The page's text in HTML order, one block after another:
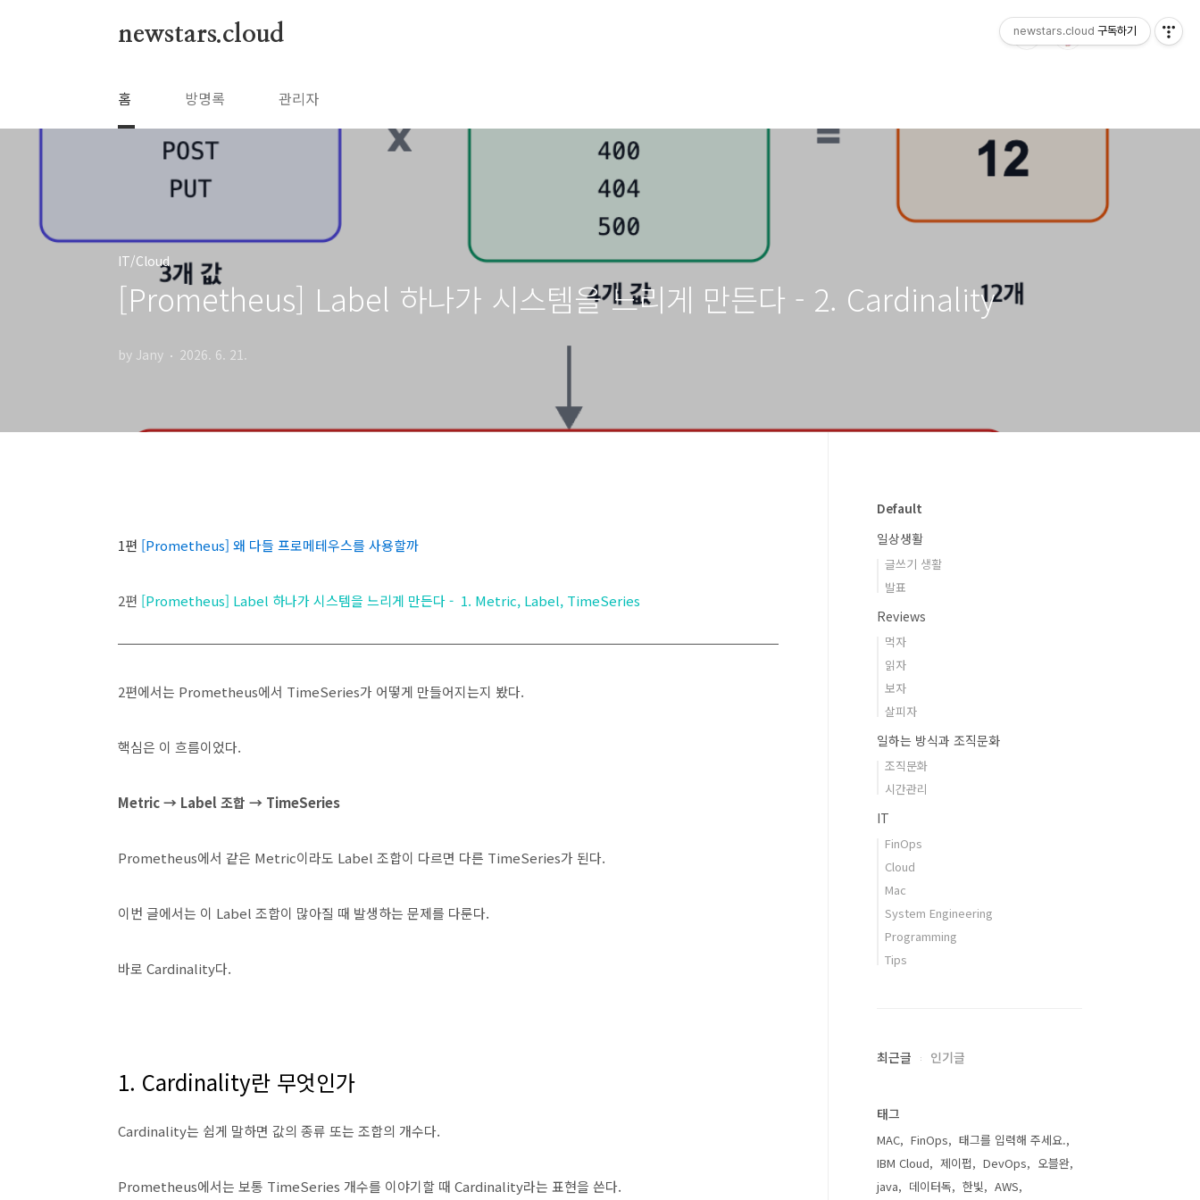
newstars.cloud
홈 방명록 관리자
IT/Cloud
[Prometheus] Label 하나가 시스템을 느리게 만든다 - 2. Cardinality
by Jany 2026. 6. 21.
1편 [Prometheus] 왜 다들 프로메테우스를 사용할까
2편 [Prometheus] Label 하나가 시스템을 느리게 만든다 - 1. Metric, Label, TimeSeries
2편에서는 Prometheus에서 TimeSeries가 어떻게 만들어지는지 봤다.
핵심은 이 흐름이었다.
Metric → Label 조합 → TimeSeries
Prometheus에서 같은 Metric이라도 Label 조합이 다르면 다른 TimeSeries가 된다.
이번 글에서는 이 Label 조합이 많아질 때 발생하는 문제를 다룬다.
바로 Cardinality다.
1. Cardinality란 무엇인가
Cardinality는 쉽게 말하면 값의 종류 또는 조합의 개수다.
Prometheus에서는 보통 TimeSeries 개수를 이야기할 때 Cardinality라는 표현을 쓴다.
Default
일상생활
글쓰기 생활
발표
Reviews
먹자
읽자
보자
살피자
일하는 방식과 조직문화
조직문화
시간관리
IT
FinOps
Cloud
Mac
System Engineering
Programming
Tips
최근글 인기글
태그
MAC FinOps
태그를 입력해 주세요.
IBM Cloud
제이펍 DevOps
오블완
java
데이터독 한빛 AWS
newstars.cloud 구독하기